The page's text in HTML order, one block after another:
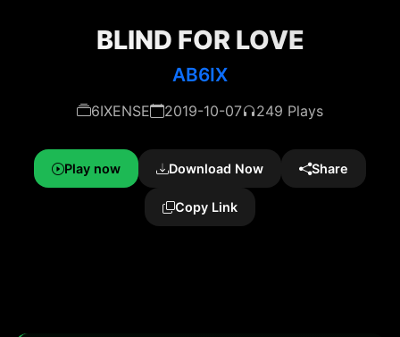
BLIND FOR LOVE
AB6IX
6IXENSE 2019-10-07 249 Plays
Play now Download Now Share
Copy Link